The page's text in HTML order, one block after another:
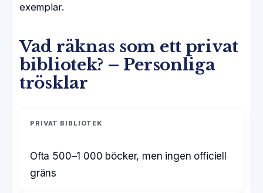
exemplar.
Vad räknas som ett privat
bibliotek? – Personliga
trösklar
PRIVAT BIBLIOTEK
Ofta 500–1 000 böcker, men ingen officiell
gräns